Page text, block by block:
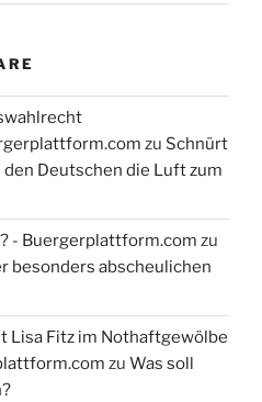
zu Schnürt
Deutschen die Luft zum
- Buergerplattform.com zu
besonders abscheulichen
Lisa Fitz im Nothaftgewölbe
zu Was soll